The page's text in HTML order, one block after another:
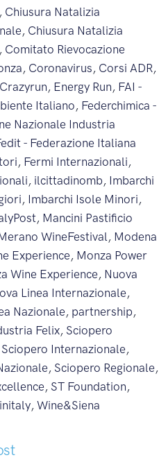
, Chiusura Natalizia
, Chiusura Natalizia
, Comitato Rievocazione
, Coronavirus, Corsi ADR,
Crazyrun, Energy Run, FAI -
Italiano, Federchimica -
Nazionale Industria
- Federazione Italiana
, Fermi Internazionali,
, ilcittadinomb, Imbarchi
, Imbarchi Isole Minori,
, Mancini Pastificio
WineFestival , Modena
Experience, Monza Power
Wine Experience, Nuova
Linea Internazionale,
Nazionale, partnership,
Felix, Sciopero
Sciopero Internazionale,
, Sciopero Regionale,
, ST Foundation,
,Wine&Siena